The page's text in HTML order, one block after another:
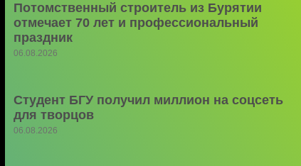
Потомственный строитель из Бурятии
отмечает 70 лет и профессиональный
праздник
06.08.2026
Студент БГУ получил миллион на соцсеть
для творцов
06.08.2026